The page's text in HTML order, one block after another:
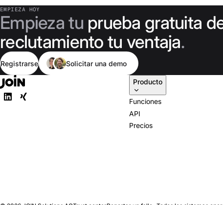
EMPIEZA HOY
Empieza tu prueba gratuita
reclutamiento tu ventaja.
Registrarse Solicitar una demo
Producto
Funciones
API
Precios